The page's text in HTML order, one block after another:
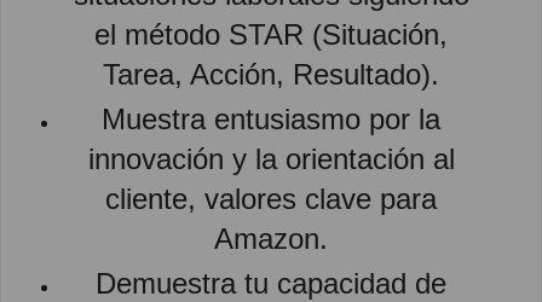
el método STAR (Situación,
Tarea, Acción, Resultado).
Muestra entusiasmo por la
innovación y la orientación al
cliente, valores clave para
Amazon.
Demuestra tu capacidad de